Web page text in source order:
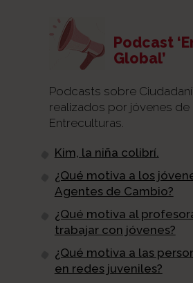
Podcast
Global’
Podcasts sobre
realizados por jóvenes de
Entreculturas.
Kim, la niña colibrí.
¿Qué motiva a los
Agentes de Cambio?
¿Qué motiva al
trabajar con jóvenes?
¿Qué motiva a las
en redes juveniles?